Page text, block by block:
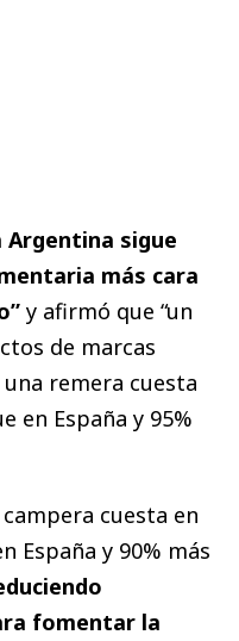
Argentina sigue
más cara
y afirmó que “un
de marcas
remera cuesta
en España y 95%
cuesta en
España y 90% más
fomentar la